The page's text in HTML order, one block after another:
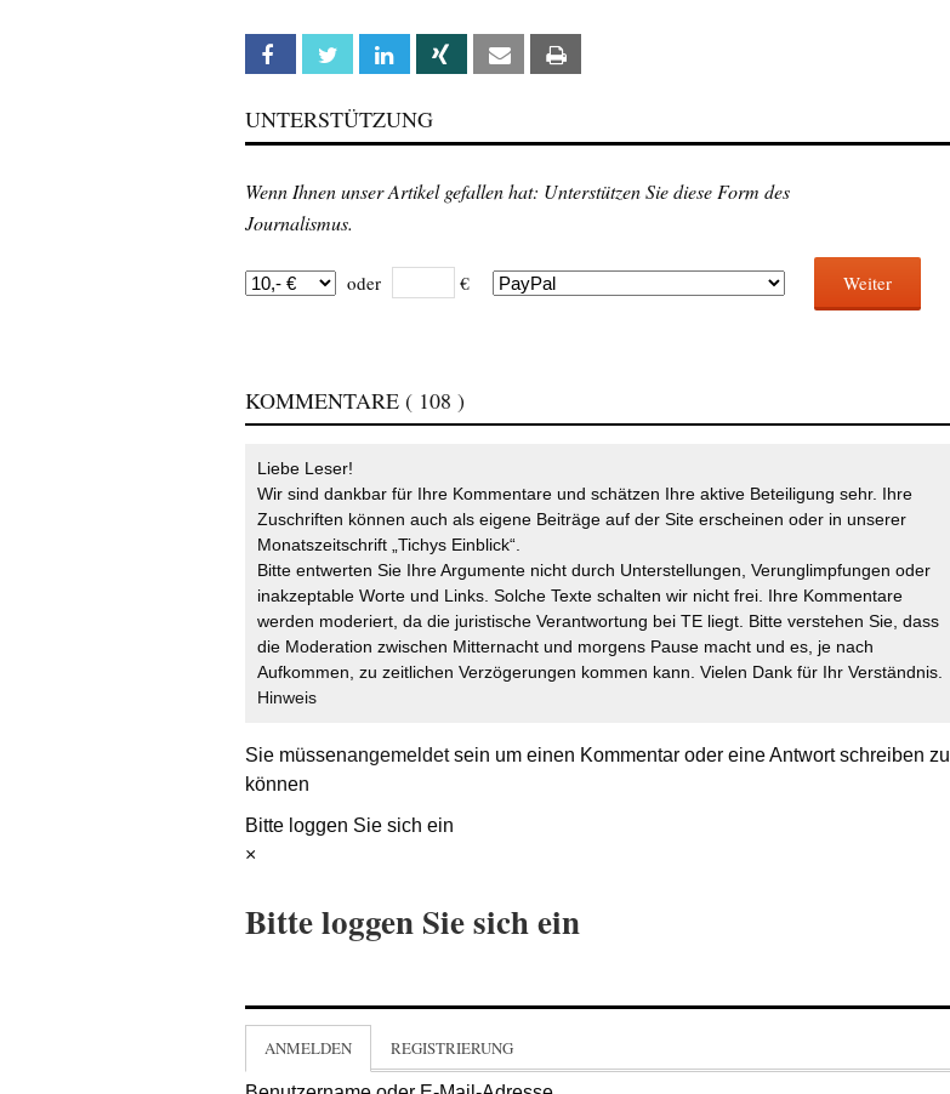
Facebook Twitter Linkedin Xing Email
UNTERSTÜTZUNG
Wenn Ihnen unser Artikel gefallen hat: Unterstützen Sie diese Form des
Journalismus.
oder € Weiter
KOMMENTARE ( 108 )
Liebe Leser!
Wir sind dankbar für Ihre Kommentare und schätzen Ihre aktive Beteiligung sehr. Ihre
Zuschriften können auch als eigene Beiträge auf der Site erscheinen oder in unserer
Monatszeitschrift „Tichys Einblick“.
Bitte entwerten Sie Ihre Argumente nicht durch Unterstellungen, Verunglimpfungen oder
inakzeptable Worte und Links. Solche Texte schalten wir nicht frei. Ihre Kommentare
werden moderiert, da die juristische Verantwortung bei TE liegt. Bitte verstehen Sie, dass
die Moderation zwischen Mitternacht und morgens Pause macht und es, je nach
Aufkommen, zu zeitlichen Verzögerungen kommen kann. Vielen Dank für Ihr Verständnis.
Hinweis
Sie müssenangemeldetsein um einen Kommentar oder eine Antwort schreiben zu
können
Bitte loggen Sie sich ein
×
Bitte loggen Sie sich ein
ANMELDEN REGISTRIERUNG